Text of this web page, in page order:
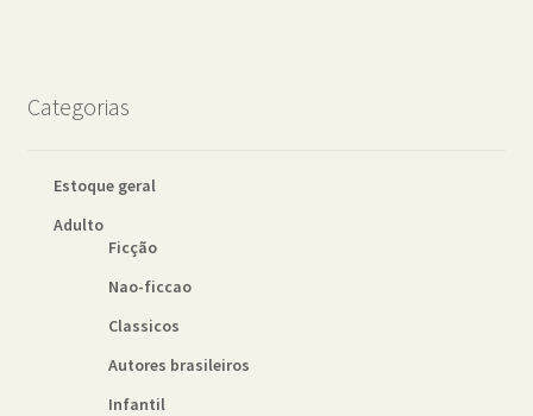
Categorias
Estoque geral
Adulto
Ficção
Nao-ficcao
Classicos
Autores brasileiros
Infantil